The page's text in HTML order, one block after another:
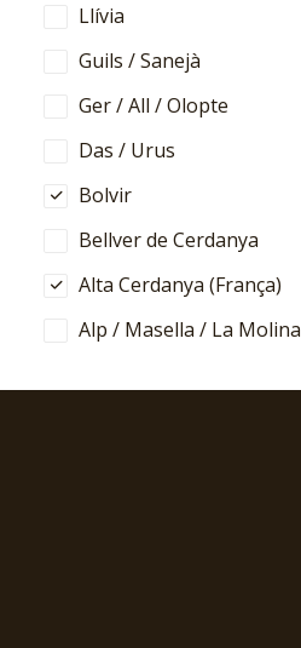
Llívia
Guils / Sanejà
Ger / All / Olopte
Das / Urus
Bolvir
Bellver de Cerdanya
Alta Cerdanya (França)
Alp / Masella / La Molina